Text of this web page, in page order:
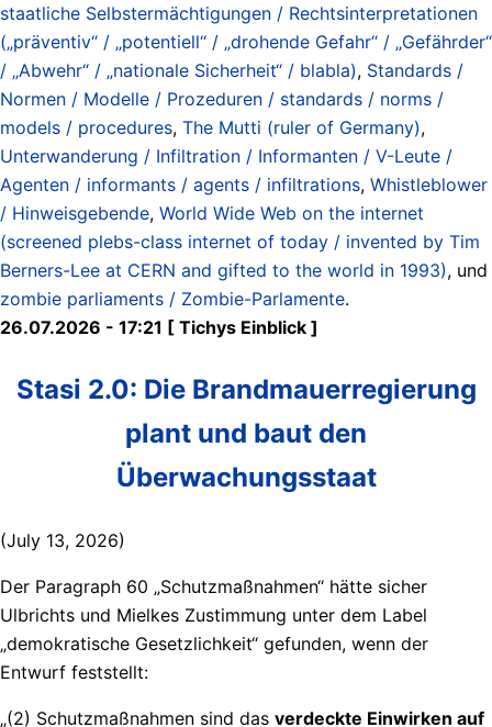
staatliche Selbstermächtigungen / Rechtsinterpretationen
(„präventiv“ / „potentiell“ / „drohende Gefahr“ / „Gefährder“
/ „Abwehr“ / „nationale Sicherheit“ / blabla), Standards /
Normen / Modelle / Prozeduren / standards / norms /
models / procedures, The Mutti (ruler of Germany),
Unterwanderung / Infiltration / Informanten / V-Leute /
Agenten / informants / agents / infiltrations, Whistleblower
/ Hinweisgebende, World Wide Web on the internet
(screened plebs-class internet of today / invented by Tim
Berners-Lee at CERN and gifted to the world in 1993), und
zombie parliaments / Zombie-Parlamente.
26.07.2026 - 17:21 [ Tichys Einblick ]
Stasi 2.0: Die Brandmauerregierung
plant und baut den
Überwachungsstaat
(July 13, 2026)
Der Paragraph 60 „Schutzmaßnahmen“ hätte sicher
Ulbrichts und Mielkes Zustimmung unter dem Label
„demokratische Gesetzlichkeit“ gefunden, wenn der
Entwurf feststellt:
„(2) Schutzmaßnahmen sind das verdeckte Einwirken auf